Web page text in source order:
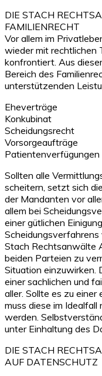
DIE STACH
FAMILIENRECHT
Vor allem im
wieder mit rechtlichen
konfrontiert. Aus
Bereich des
unterstützenden
Eheverträge
Konkubinat
Scheidungsrecht
Vorsorgeaufträge
Patientenverfügungen
Sollten alle
scheitern, setzt sich
der Mandanten vor
allem bei
einer gütlichen
Scheidungsverfahrens
Stach Rechtsanwälte
beiden Parteien zu
Situation einzuwirken.
einer sachlichen und
aller. Sollte es zu einer
muss diese im Idealfall
werden.
unter Einhaltung des
DIE STACH
AUF DATENSCHUTZ